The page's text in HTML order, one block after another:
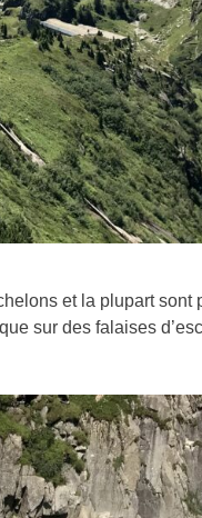
et la plupart sont
sur des falaises